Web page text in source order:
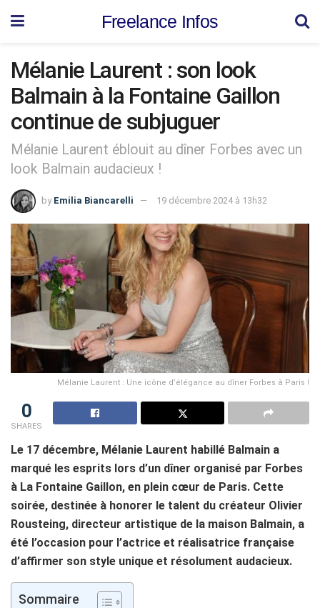
Freelance Infos
Mélanie Laurent : son look
Balmain à la Fontaine Gaillon
continue de subjuguer
Mélanie Laurent éblouit au dîner Forbes avec un
look Balmain audacieux !
by Emilia Biancarelli 19 décembre 2024 à 13h32
Mélanie Laurent : Une icône d’élégance au dîner Forbes à Paris !
0
SHARES
Le 17 décembre, Mélanie Laurent habillé Balmain a
marqué les esprits lors d’un dîner organisé par Forbes
à La Fontaine Gaillon, en plein cœur de Paris. Cette
soirée, destinée à honorer le talent du créateur Olivier
Rousteing, directeur artistique de la maison Balmain, a
été l’occasion pour l’actrice et réalisatrice française
d’affirmer son style unique et résolument audacieux.
Sommaire